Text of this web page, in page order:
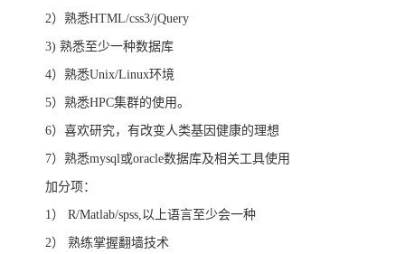
2）熟悉HTML/css3/jQuery
3) 熟悉至少一种数据库
4）熟悉Unix/Linux环境
5）熟悉HPC集群的使用。
6）喜欢研究，有改变人类基因健康的理想
7）熟悉mysql或oracle数据库及相关工具使用
加分项：
1） R/Matlab/spss,以上语言至少会一种
2） 熟练掌握翻墙技术